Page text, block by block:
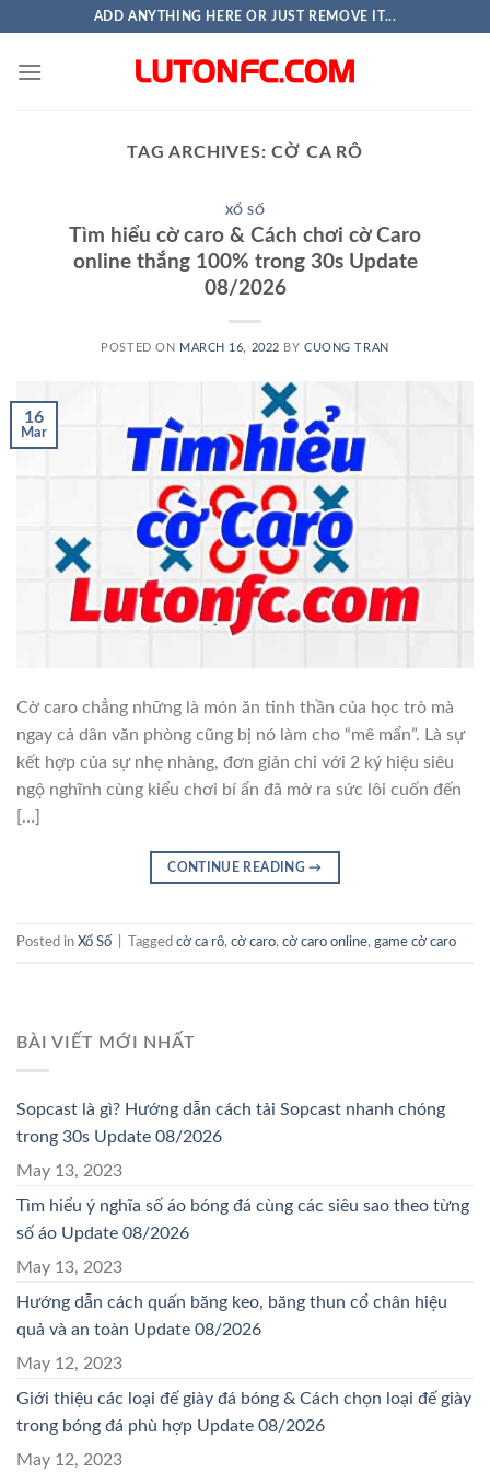
content
ADD ANYTHING HERE OR JUST REMOVE IT...
TAG ARCHIVES:CỜ CA RÔ
XỔ SỐ
Tìm hiểu cờ caro & Cách chơi cờ Caro
online thắng 100% trong 30s Update
08/2026
POSTED ON MARCH 16, 2022 BYCUONG TRAN
16
Mar
Cờ caro chẳng những là món ăn tinh thần của học trò mà
ngay cả dân văn phòng cũng bị nó làm cho “mê mẩn”. Là sự
kết hợp của sự nhẹ nhàng, đơn giản chỉ với 2 ký hiệu siêu
ngộ nghĩnh cùng kiểu chơi bí ẩn đã mở ra sức lôi cuốn đến
[…]
CONTINUE READING→
Posted in Xổ Số Tagged cờ ca rô, cờ caro, cờ caro online, game cờ caro
BÀI VIẾT MỚI NHẤT
Sopcast là gì? Hướng dẫn cách tải Sopcast nhanh chóng
trong 30s Update 08/2026
May 13, 2023
Tìm hiểu ý nghĩa số áo bóng đá cùng các siêu sao theo từng
số áo Update 08/2026
May 13, 2023
Hướng dẫn cách quấn băng keo, băng thun cổ chân hiệu
quả và an toàn Update 08/2026
May 12, 2023
Giới thiệu các loại đế giày đá bóng & Cách chọn loại đế giày
trong bóng đá phù hợp Update 08/2026
May 12, 2023